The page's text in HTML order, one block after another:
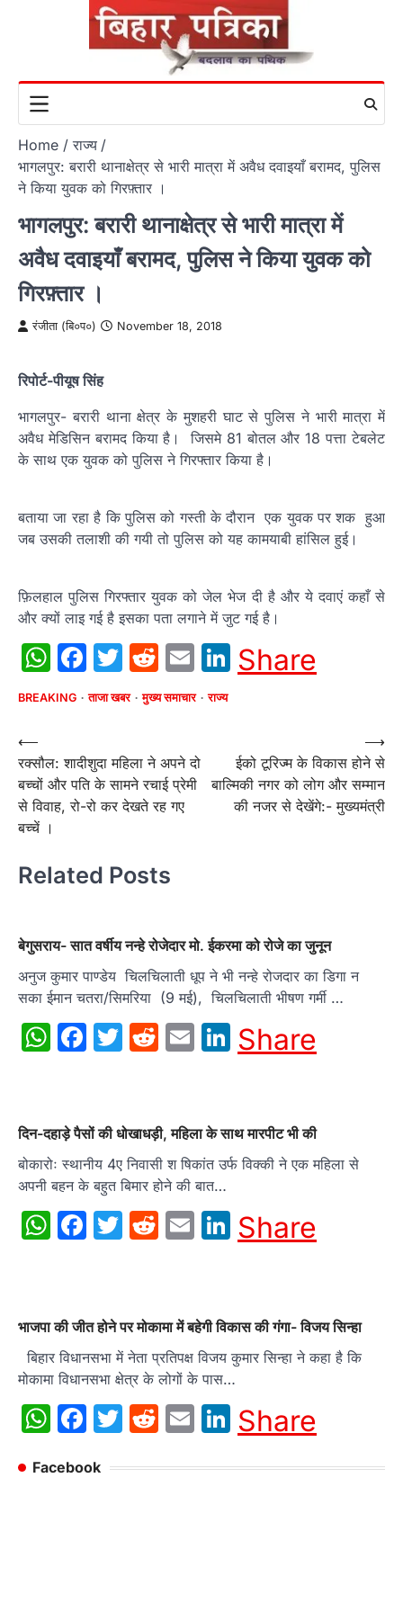
Home
राज्य
भागलपुर: बरारी थानाक्षेत्र से भारी मात्रा में अवैध दवाइयाँ बरामद, पुलिस
ने किया युवक को गिरफ़्तार ।
भागलपुर: बरारी थानाक्षेत्र से भारी मात्रा में
अवैध दवाइयाँ बरामद, पुलिस ने किया युवक को
गिरफ़्तार ।
रंजीता (बि०प०) November 18, 2018
रिपोर्ट-पीयूष सिंह
भागलपुर- बरारी थाना क्षेत्र के मुशहरी घाट से पुलिस ने भारी मात्रा में
अवैध मेडिसिन बरामद किया है। जिसमे 81 बोतल और 18 पत्ता टेबलेट
के साथ एक युवक को पुलिस ने गिरफ्तार किया है।
बताया जा रहा है कि पुलिस को गस्ती के दौरान एक युवक पर शक हुआ
जब उसकी तलाशी की गयी तो पुलिस को यह कामयाबी हांसिल हुई।
फ़िलहाल पुलिस गिरफ्तार युवक को जेल भेज दी है और ये दवाएं कहाँ से
और क्यों लाइ गई है इसका पता लगाने में जुट गई है।
WhatsApp
Facebook
Twitter
Reddit
EmailLinkedIn
Share
BREAKING ताजा खबर मुख्य समाचार राज्य
Post
navigation
⟵
रक्सौल: शादीशुदा महिला ने अपने दो
बच्चों और पति के सामने रचाई प्रेमी
से विवाह, रो-रो कर देखते रह गए
बच्चें ।
ईको टूरिज्म के विकास होने से
बाल्मिकी नगर को लोग और सम्मान
की नजर से देखेंगे:- मुख्यमंत्री
⟶
Related Posts
बेगुसराय- सात वर्षीय नन्हे रोजेदार मो. ईकरमा को रोजे का जुनून
अनुज कुमार पाण्डेय चिलचिलाती धूप ने भी नन्हे रोजदार का डिगा न
सका ईमान चतरा/सिमरिया (9 मई), चिलचिलाती भीषण गर्मी …
WhatsApp
Facebook
Twitter
Reddit
EmailLinkedIn
Share
दिन-दहाड़े पैसों की धोखाधड़ी, महिला के साथ मारपीट भी की
बोकारोः स्थानीय 4ए निवासी श षिकांत उर्फ विक्की ने एक महिला से
अपनी बहन के बहुत बिमार होने की बात…
WhatsApp
Facebook
Twitter
Reddit
EmailLinkedIn
Share
भाजपा की जीत होने पर मोकामा में बहेगी विकास की गंगा- विजय सिन्हा
बिहार विधानसभा में नेता प्रतिपक्ष विजय कुमार सिन्हा ने कहा है कि
मोकामा विधानसभा क्षेत्र के लोगों के पास…
WhatsApp
Facebook
Twitter
Reddit
EmailLinkedIn
Share
Facebook